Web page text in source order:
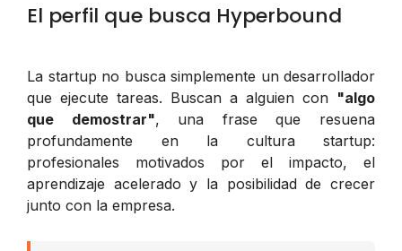
El perfil que busca Hyperbound
La startup no busca simplemente un desarrollador
que ejecute tareas. Buscan a alguien con "algo
que demostrar", una frase que resuena
profundamente en la cultura startup:
profesionales motivados por el impacto, el
aprendizaje acelerado y la posibilidad de crecer
junto con la empresa.